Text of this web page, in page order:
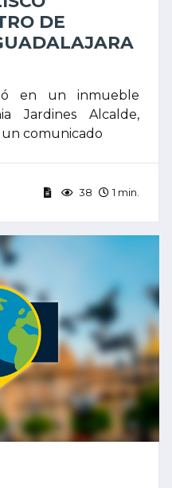
DE
en un inmueble
Jardines Alcalde,
comunicado
38 1 min.